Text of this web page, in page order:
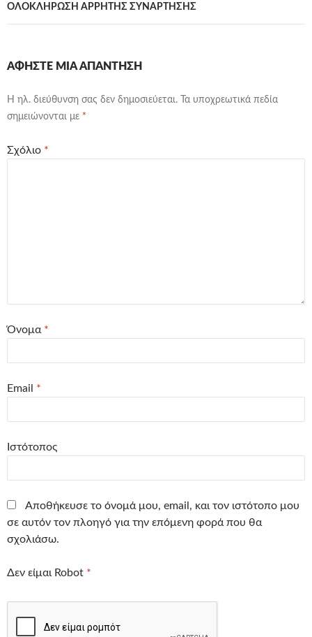
ΟΛΟΚΛΗΡΩΣΗ ΑΡΡΗΤΗΣ ΣΥΝΑΡΤΗΣΗΣ
ΑΦΉΣΤΕ ΜΙΑ ΑΠΆΝΤΗΣΗ
Η ηλ. διεύθυνση σας δεν δημοσιεύεται.
Τα υποχρεωτικά πεδία
σημειώνονται με *
Σχόλιο *
Όνομα *
Email *
Ιστότοπος
Αποθήκευσε το όνομά μου, email, και τον ιστότοπο μου
σε αυτόν τον πλοηγό για την επόμενη φορά που θα
σχολιάσω.
Δεν είμαι Robot *